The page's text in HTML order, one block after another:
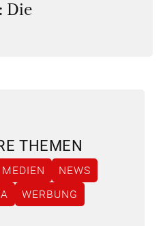
Die
THEMEN
MEDIEN
NEWS
WERBUNG